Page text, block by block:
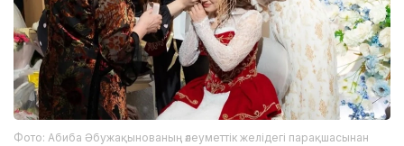
Фото: Абиба Әбужақынованың әлеуметтік желідегі парақшасынан